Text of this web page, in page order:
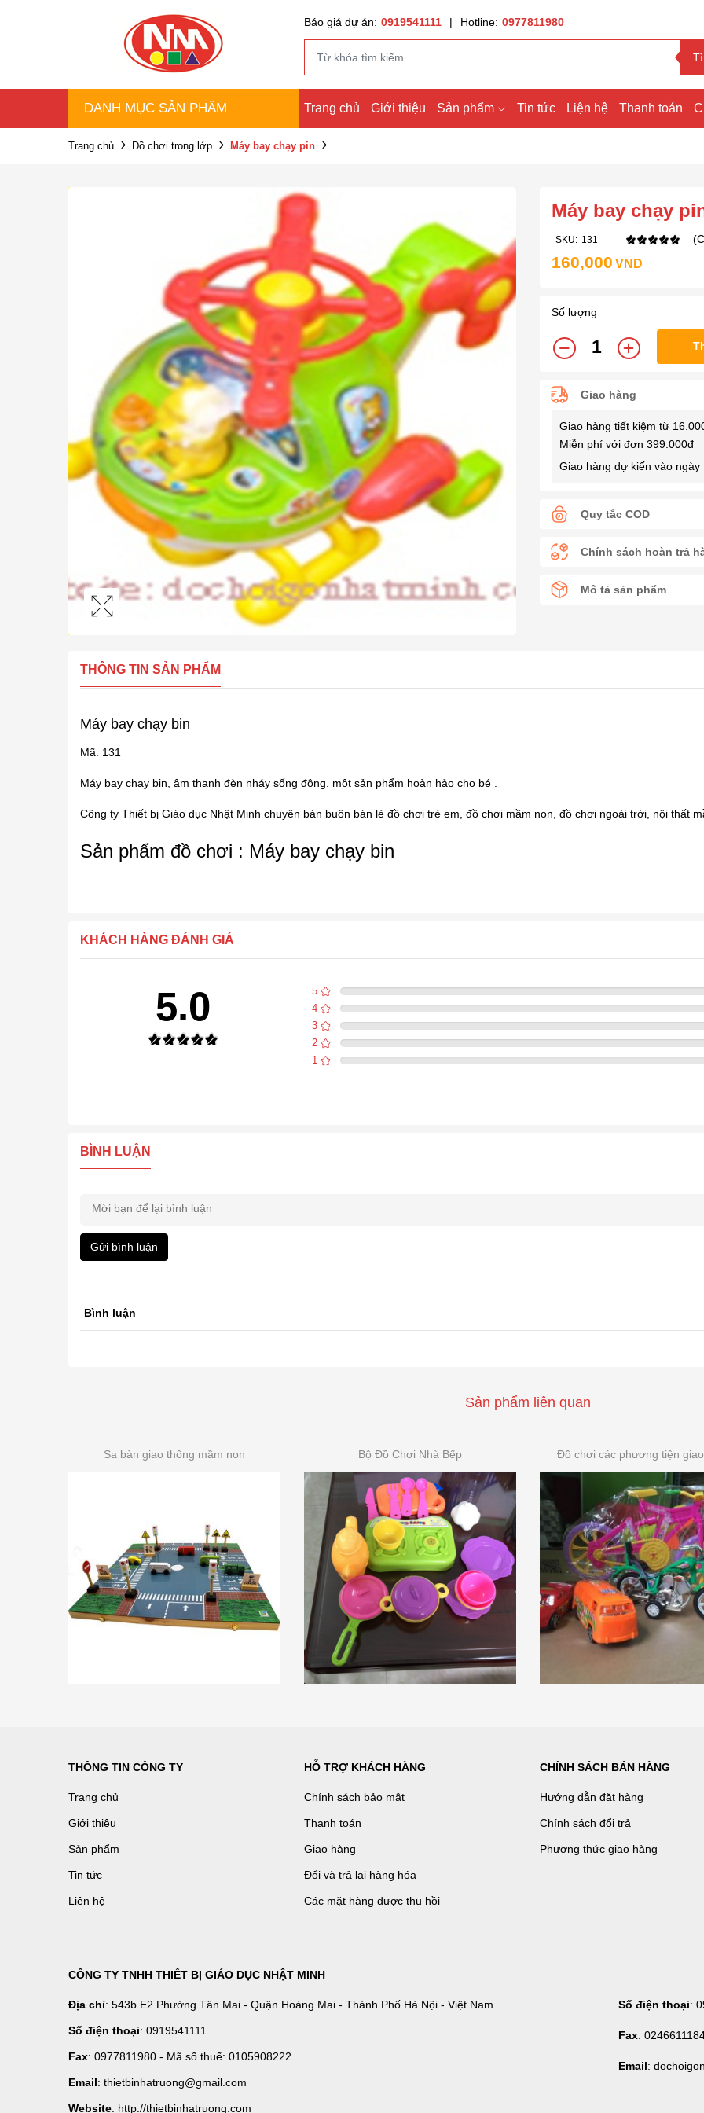
Báo giá dự án: 0919541111 | Hotline: 0977811980
DANH MỤC SẢN PHẨM Trang chủ Giới thiệu Sản phẩm Tin tức Liện hệ Thanh toán
Trang chủ Đồ chơi trong lớp Máy bay chạy pin
Máy bay chạy
SKU: 131
160,000 VND
Số lượng
Giao hàng
Giao hàng tiết kiệm từ
Miễn phí với đơn 399.000đ
Giao hàng dự kiến vào
Quy tắc COD
Chính sách hoàn trả
Mô tả sản phẩm
THÔNG TIN SẢN PHẨM
Máy bay chạy bin
Mã: 131
Máy bay chạy bin, âm thanh đèn nháy sống động. một sản phẩm hoàn hảo cho bé .
Công ty Thiết bị Giáo dục Nhật Minh chuyên bán buôn bán lẻ đồ chơi trẻ em, đồ chơi mầm non, đồ chơi ngoài trời, nội thất
Sản phẩm đồ chơi : Máy bay chạy bin
KHÁCH HÀNG ĐÁNH GIÁ
5.0
5
4
3
2
1
BÌNH LUẬN
Gửi bình luận
Bình luận
Sản phẩm liên quan
Sa bàn giao thông mầm non Bộ Đồ Chơi Nhà Bếp Đồ chơi các phương tiện
THÔNG TIN CÔNG TY
Trang chủ
Giới thiệu
Sản phẩm
Tin tức
Liên hệ
HỖ TRỢ KHÁCH HÀNG
Chính sách bảo mật
Thanh toán
Giao hàng
Đổi và trả lại hàng hóa
Các mặt hàng được thu hồi
CHÍNH SÁCH BÁN HÀNG
Hướng dẫn đặt hàng
Chính sách đổi trả
Phương thức giao hàng
CÔNG TY TNHH THIẾT BỊ GIÁO DỤC NHẬT MINH
Địa chỉ: 543b E2 Phường Tân Mai - Quận Hoàng Mai - Thành Phố Hà Nội - Việt Nam
Số điện thoại: 0919541111
Fax: 0977811980 - Mã số thuế: 0105908222
Email: thietbinhatruong@gmail.com
Website: http://thietbinhatruong.com
Số điện thoại:
Fax:
Email: